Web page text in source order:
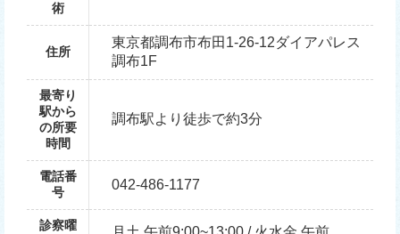
術
住所
東京都調布市布田1-26-12ダイアパレス
調布1F
最寄り
駅から
の所要
時間
調布駅より徒歩で約3分
電話番
号
042-486-1177
診察曜